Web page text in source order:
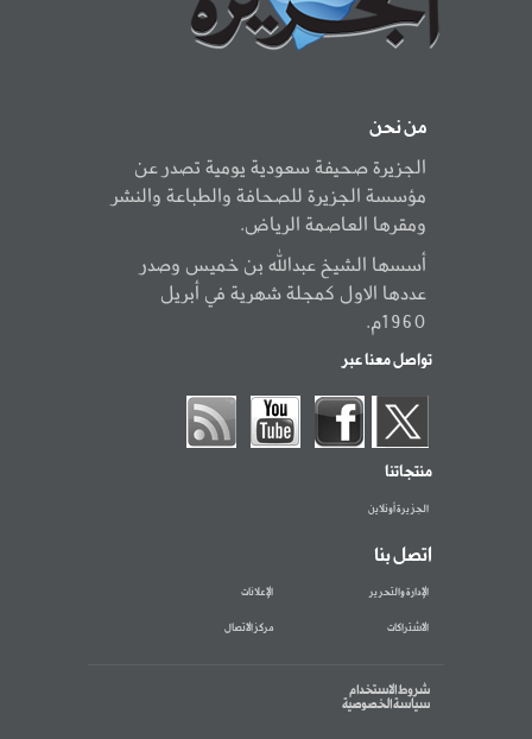
من نحن
الجزيرة صحيفة سعودية يومية تصدر عن
مؤسسة الجزيرة للصحافة والطباعة والنشر
ومقرها العاصمة الرياض.
أسسها الشيخ عبدالله بن خميس وصدر
عددها الاول كمجلة شهرية في أبريل
1960م.
تواصل معنا عبر
منتجاتنا
الجزيرة أونلاين
اتصل بنا
الإدارة والتحرير الإعلانات
الاشتراكات مركز الاتصال
شروط الاستخدام
سياسة الخصوصية